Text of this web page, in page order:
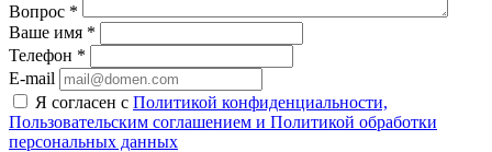
Вопрос *
Ваше имя *
Телефон *
E-mail
Я согласен с Политикой конфиденциальности,
Пользовательским соглашением и Политикой обработки
персональных данных